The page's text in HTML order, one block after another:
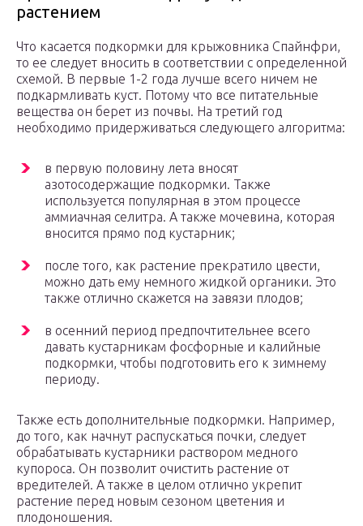
растением
Что касается подкормки для крыжовника Спайнфри,
то ее следует вносить в соответствии с определенной
схемой. В первые 1-2 года лучше всего ничем не
подкармливать куст. Потому что все питательные
вещества он берет из почвы. На третий год
необходимо придерживаться следующего алгоритма:
в первую половину лета вносят
азотосодержащие подкормки. Также
используется популярная в этом процессе
аммиачная селитра. А также мочевина, которая
вносится прямо под кустарник;
после того, как растение прекратило цвести,
можно дать ему немного жидкой органики. Это
также отлично скажется на завязи плодов;
в осенний период предпочтительнее всего
давать кустарникам фосфорные и калийные
подкормки, чтобы подготовить его к зимнему
периоду.
Также есть дополнительные подкормки. Например,
до того, как начнут распускаться почки, следует
обрабатывать кустарники раствором медного
купороса. Он позволит очистить растение от
вредителей. А также в целом отлично укрепит
растение перед новым сезоном цветения и
плодоношения.